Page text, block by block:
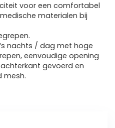
voor een comfortabel
materialen bij
nachts / dag met hoge
eenvoudige opening
gevoerd en
mesh.